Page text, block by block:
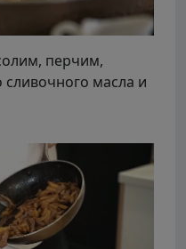
перчим,
масла и